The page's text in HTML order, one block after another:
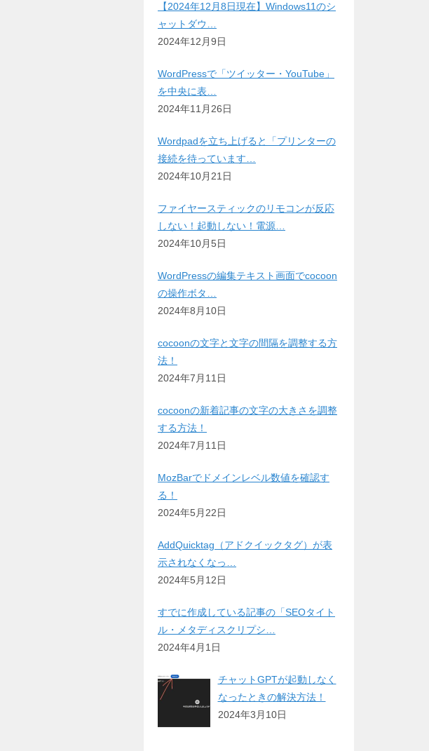
【2024年12月8日現在】Windows11のシ
ャットダウ…
2024年12月9日
WordPressで「ツイッター・YouTube」
を中央に表…
2024年11月26日
Wordpadを立ち上げると「プリンターの
接続を待っています…
2024年10月21日
ファイヤースティックのリモコンが反応
しない！起動しない！電源…
2024年10月5日
WordPressの編集テキスト画面でcocoon
の操作ボタ…
2024年8月10日
cocoonの文字と文字の間隔を調整する方
法！
2024年7月11日
cocoonの新着記事の文字の大きさを調整
する方法！
2024年7月11日
MozBarでドメインレベル数値を確認す
る！
2024年5月22日
AddQuicktag（アドクイックタグ）が表
示されなくなっ…
2024年5月12日
すでに作成している記事の「SEOタイト
ル・メタディスクリプシ…
2024年4月1日
チャットGPTが起動しなく
なったときの解決方法！
2024年3月10日